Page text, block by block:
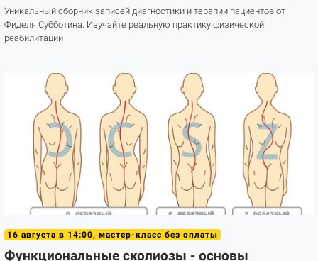
Уникальный сборник записей диагностики и терапии пациентов от
Фиделя Субботина. Изучайте реальную практику физической
реабилитации
16 августа в 14:00, мастер-класс без оплаты
Функциональные сколиозы - основы